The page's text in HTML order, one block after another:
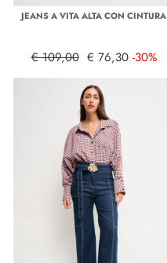
JEANS A VITA ALTA CON CINTURA
€ 109,00 € 76,30 -30%